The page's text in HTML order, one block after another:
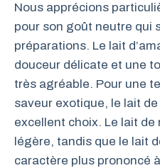
Nous apprécions
pour son goût neutre qui
préparations. Le lait
douceur délicate et une
très agréable. Pour une
saveur exotique, le lait
excellent choix. Le lait
légère, tandis que le lait
caractère plus prononcé